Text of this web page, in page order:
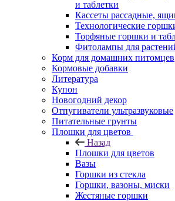
и таблетки
Кассеты рассадные,
Технологические
Торфяные горшки и
Фитолампы для
Корм для домашних питомцев
Кормовые добавки
Литература
Купон
Новогодний декор
Отпугиватели ультразвуковые
Питательные грунты
Плошки для цветов
Назад
Плошки для цветов
Вазы
Горшки из стекла
Горшки, вазоны, миски
Жестяные горшки